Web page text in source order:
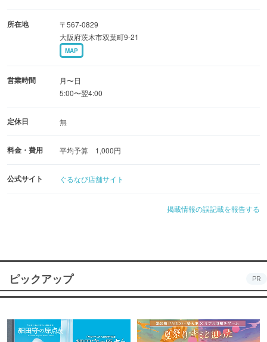
所在地
〒567-0829
大阪府茨木市双葉町9-21
MAP
営業時間
月〜日
5:00〜翌4:00
定休日 無
料金・費用 平均予算 1,000円
公式サイト ぐるなび店舗サイト
掲載情報の誤記載を報告する
ピックアップ PR